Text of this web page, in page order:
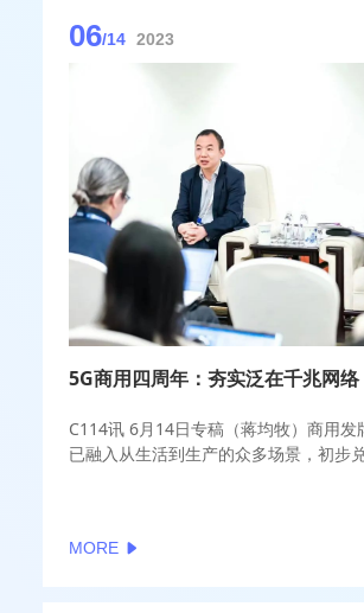
06/14 2023
C114讯 6月14日专稿（蒋均牧）商用发
已融入从生活到生产的众多场景，初步
MORE